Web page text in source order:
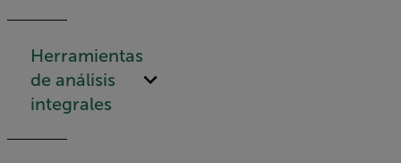
Herramientas
de análisis
integrales